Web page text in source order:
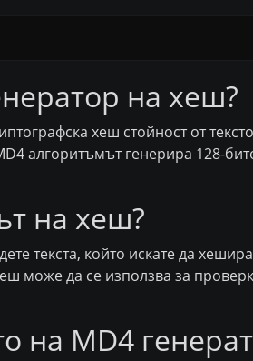
на хеш?
хеш стойност от
алгоритъмът генерира 128-
на хеш?
текста, който искате да
може да се използва за
на MD4